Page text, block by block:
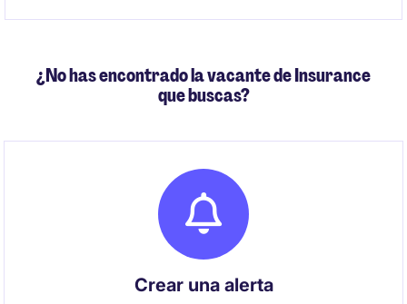
¿No has encontrado la vacante de Insurance
que buscas?
Crear una alerta